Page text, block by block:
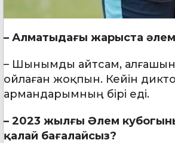
– Алматыдағы жарыста
– Шынымды айтсам,
ойлаған жоқпын. Кейін
армандарымның бірі еді.
– 2023 жылғы Әлем
қалай бағалайсыз?